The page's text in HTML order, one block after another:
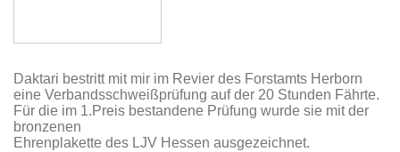
Daktari bestritt mit mir im Revier des Forstamts Herborn
eine Verbandsschweißprüfung auf der 20 Stunden Fährte.
Für die im 1.Preis bestandene Prüfung wurde sie mit der
bronzenen
Ehrenplakette des LJV Hessen ausgezeichnet.